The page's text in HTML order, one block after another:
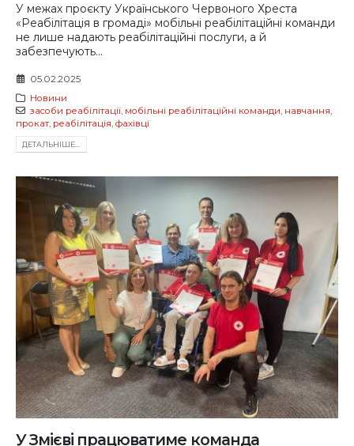
У межах проєкту Українського Червоного Хреста
«Реабілітація в громаді» мобільні реабілітаційні команди
не лише надають реабілітаційні послуги, а й
забезпечують...
05.02.2025
Новини
засоби реабілітації, мобільні реабілітаційні команди, навчання,
прокат, реабілітація, фахівці
ДЕТАЛЬНIШЕ...
У Змієві працюватиме команда